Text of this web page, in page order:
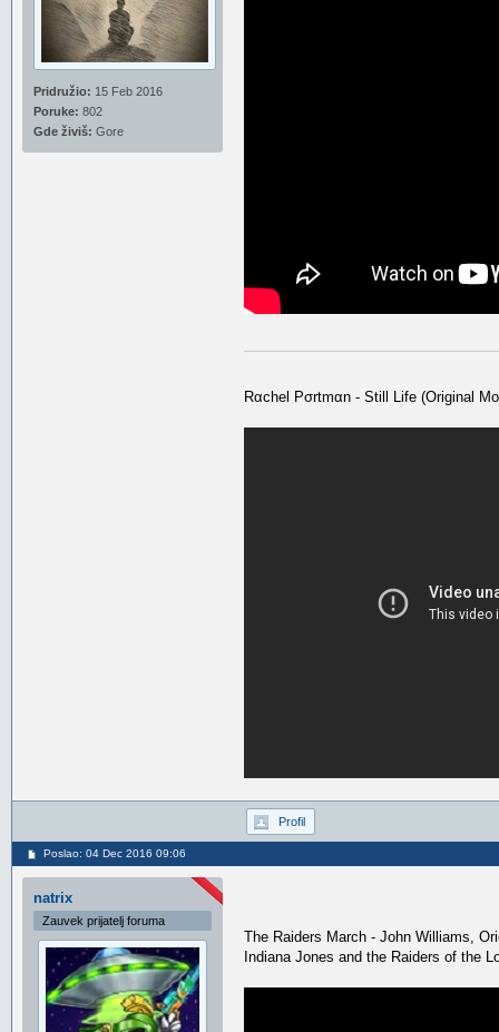
Pridružio: 15 Feb 2016
Poruke: 802
Gde živiš: Gore
Rαchel Pσrtmαn - Still Life (Original
Profil
Poslao: 04 Dec 2016 09:06
natrix
Zauvek prijatelj foruma
The Raiders March - John Williams,
Indiana Jones and the Raiders of the